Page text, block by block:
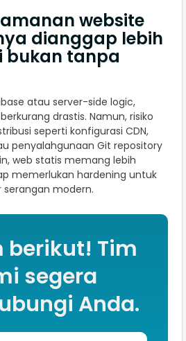
website
dianggap lebih
bukan tanpa
atau server-side logic,
drastis. Namun, risiko
seperti konfigurasi CDN,
penyalahgunaan Git repository
web statis memang lebih
memerlukan hardening untuk
modern.
berikut! Tim
segera
Anda.